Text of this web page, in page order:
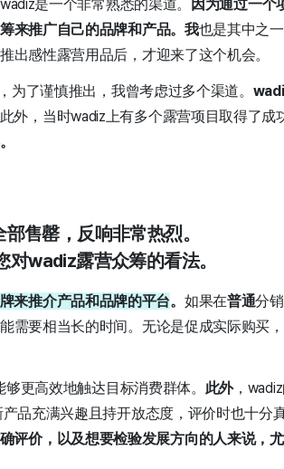
是一个非常熟悉的渠道。
因为通过一个
来推广自己的品牌和产品。我也是其中之一
出感性露营用品后，才迎来了这个机会。
了谨慎推出，我曾考虑过多个渠道。
外，当时wadiz上有多个露营项目取得了成
售罄，反响非常热烈。
wadiz露营众筹的看法。
来推介产品和品牌的平台。 如果在普通分
需要相当长的时间。无论是促成实际购买
更高效地触达目标消费群体。 此外，
品充满兴趣且持开放态度，评价时也十分
评价，以及想要检验发展方向的人来说，